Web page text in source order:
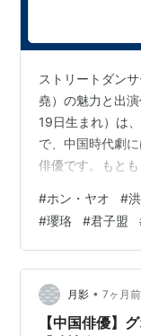
ストリートダン
堯）の魅力と出
19日生まれ）は
で、中国時代劇
俳優です。もと
主。2014年のオ
の道へと進みま
まで、演じるキ
る彼の変幻自在
性があります。
女優ウー・ジン
#ホン・ヤオ #
#瓔珞 #君子盟
月影 • 7ヶ月前
【中国俳優】